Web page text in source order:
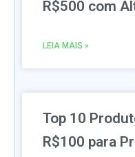
R$500 com
LEIA MAIS »
Top 10
R$100 para